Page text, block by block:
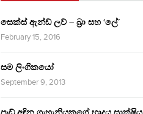
සෙක්ස් ඇන්ඩ් ලව් – බ්‍රා සහ ‘ලේ’
February 15, 2016
සම ලිංගිකයෝ
September 9, 2013